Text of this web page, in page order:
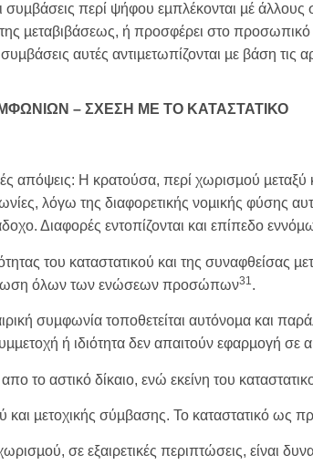
συµβάσεις περί ψήφου εµπλέκονται µέ
µεταβιβάσεως, ή προσφέρει στο
αυτές αντιµετωπίζονται µε βάση τις
– ΣΧΕΣΗ ΜΕ ΤΟ ΚΑΤΑΣΤΑΤΙΚΟ
απόψεις: Η κρατούσα, περί χωρισµού
λόγω της διαφορετικής νοµικής φύσης
Διαφορές εντοπίζονται και επίπεδο
του καταστατικού και της συναφθείσας
όλων των ενώσεων προσώπων31 .
συµφωνία τοποθετείται αυτόνοµα και
ή ιδιότητα δεν απαιτούν εφαρµογή σε
το αστικό δίκαιο, ενώ εκείνη του
και µετοχικής σύµβασης. Το καταστατικό
σε εξαιρετικές περιπτώσεις, είναι